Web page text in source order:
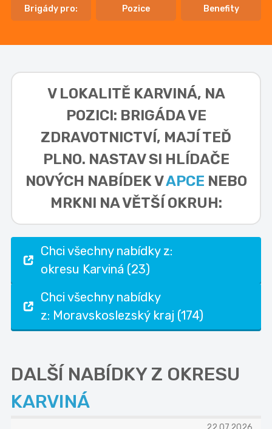
Brigády pro: Pozice Benefity
V LOKALITĚ KARVINÁ, NA
POZICI: BRIGÁDA VE
ZDRAVOTNICTVÍ, MAJÍ TEĎ
PLNO. NASTAV SI HLÍDAČE
NOVÝCH NABÍDEK VAPCE NEBO
MRKNI NA VĚTŠÍ OKRUH:
Chci všechny nabídky z:
okresu Karviná (23)
Chci všechny nabídky
z: Moravskoslezský kraj (174)
DALŠÍ NABÍDKY Z OKRESU
KARVINÁ